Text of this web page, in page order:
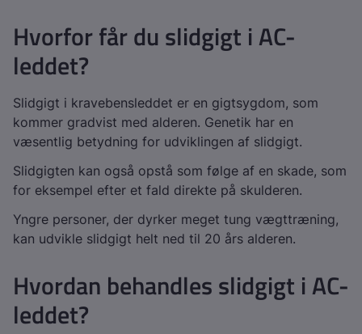
Hvorfor får du slidgigt i AC-
leddet?
Slidgigt i kravebensleddet er en gigtsygdom, som
kommer gradvist med alderen. Genetik har en
væsentlig betydning for udviklingen af slidgigt.
Slidgigten kan også opstå som følge af en skade, som
for eksempel efter et fald direkte på skulderen.
Yngre personer, der dyrker meget tung vægttræning,
kan udvikle slidgigt helt ned til 20 års alderen.
Hvordan behandles slidgigt i AC-
leddet?